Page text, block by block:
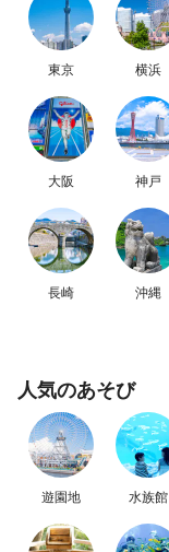
東京 横浜
大阪 神戸
長崎 沖縄
人気のあそび
遊園地 水族館